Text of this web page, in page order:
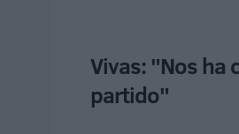
Vivas: "Nos ha
partido"